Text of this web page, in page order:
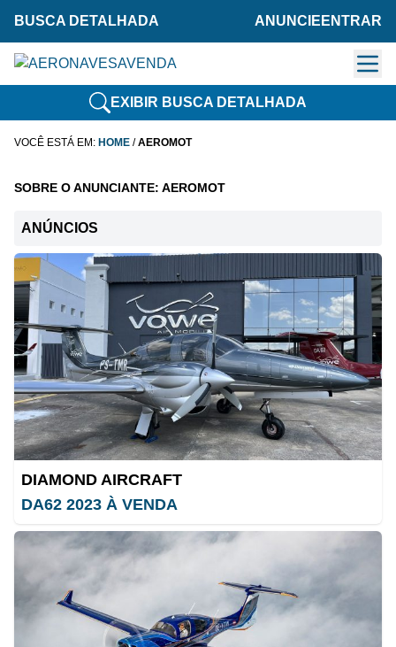
BUSCA DETALHADA ANUNCIE ENTRAR
EXIBIR BUSCA DETALHADA
VOCÊ ESTÁ EM: HOME /AEROMOT
SOBRE O ANUNCIANTE: AEROMOT
ANÚNCIOS
DIAMOND AIRCRAFT
DA62 2023 À VENDA